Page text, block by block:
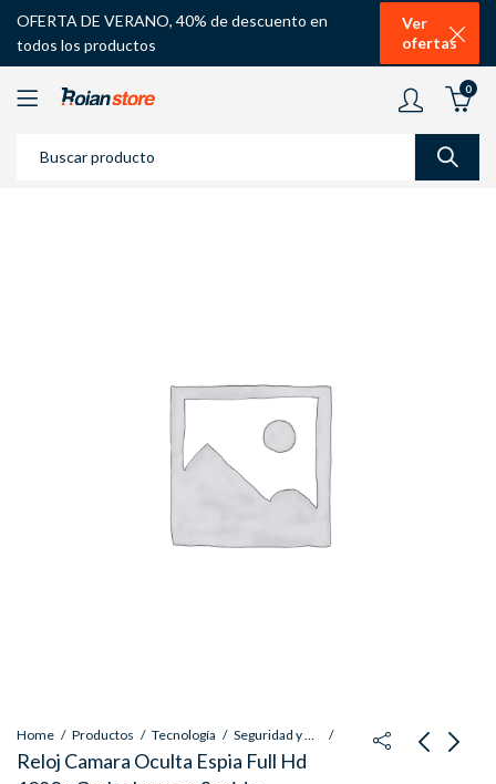
OFERTA DE VERANO, 40% de descuento en
todos los productos
Ver
ofertas
0
Home Productos Tecnología Seguridad y Vigilancia
Reloj Camara Oculta Espia Full Hd